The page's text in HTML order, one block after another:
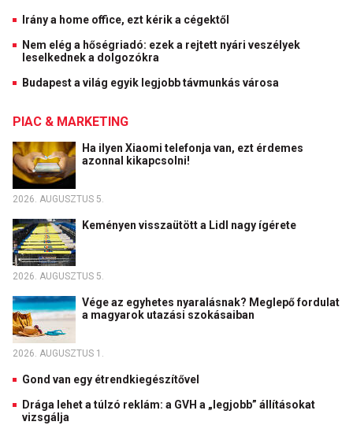
Irány a home office, ezt kérik a cégektől
Nem elég a hőségriadó: ezek a rejtett nyári veszélyek
leselkednek a dolgozókra
Budapest a világ egyik legjobb távmunkás városa
PIAC & MARKETING
Ha ilyen Xiaomi telefonja van, ezt érdemes
azonnal kikapcsolni!
2026. AUGUSZTUS 5.
Keményen visszaütött a Lidl nagy ígérete
2026. AUGUSZTUS 5.
Vége az egyhetes nyaralásnak? Meglepő fordulat
a magyarok utazási szokásaiban
2026. AUGUSZTUS 1.
Gond van egy étrendkiegészítővel
Drága lehet a túlzó reklám: a GVH a „legjobb” állításokat
vizsgálja